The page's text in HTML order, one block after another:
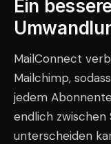
Ein
MailConnect
Mailchimp,
jedem
endlich
unterscheiden